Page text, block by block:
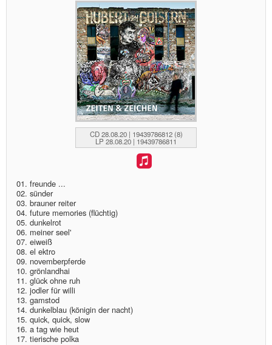
CD 28.08.20 | 19439786812 (8)
LP 28.08.20 | 19439786811
01. freunde ...
02. sünder
03. brauner reiter
04. future memories (flüchtig)
05. dunkelrot
06. meiner seel'
07. eiweiß
08. el ektro
09. novemberpferde
10. grönlandhai
11. glück ohne ruh
12. jodler für willi
13. gamstod
14. dunkelblau (königin der nacht)
15. quick, quick, slow
16. a tag wie heut
17. tierische polka